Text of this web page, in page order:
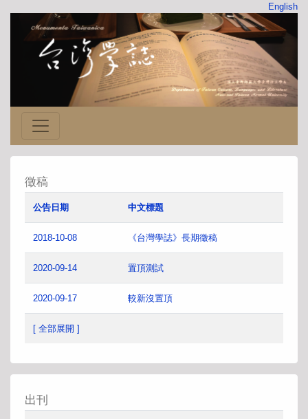
English
徵稿
公告日期 中文標題
2018-10-08 《台灣學誌》長期徵稿
2020-09-14 置頂測試
2020-09-17 較新沒置頂
[ 全部展開 ]
出刊